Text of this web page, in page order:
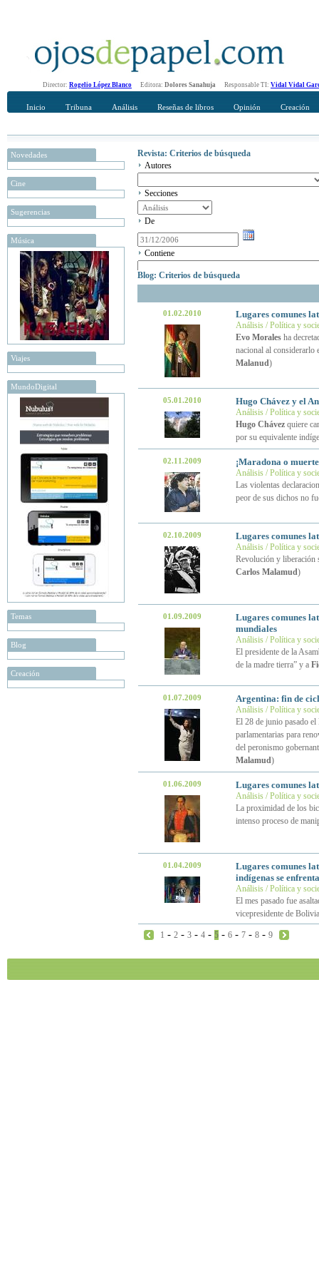
Director: Rogelio López Blanco Editora: Dolores Sanahuja Responsable TI: Vidal Vidal
Inicio Tribuna Análisis Reseñas de libros Opinión Creación
Novedades
Cine
Sugerencias
Música
Viajes
MundoDigital
Temas
Blog
Creación
Revista: Criterios de búsqueda
Autores
Secciones
De
Contiene
Blog: Criterios de búsqueda
01.02.2010 Lugares comunes
Análisis / Política y
Evo Moralesha
nacional al
Malanud)
05.01.2010 Hugo Chávez y el
Análisis / Política y
Hugo Chávezquiere
por su equivalente
02.11.2009 ¡Maradona o
Análisis / Política y
Las violentas
peor de sus dichos no
02.10.2009 Lugares comunes
Análisis / Política y
Revolución y liberación
Carlos Malamud)
01.09.2009
Lugares comunes
mundiales
Análisis / Política y
El presidente de la
de la madre tierra” y a
01.07.2009 Argentina: fin de
Análisis / Política y
El 28 de junio pasado el
parlamentarias para
del peronismo
Malamud)
01.06.2009 Lugares comunes
Análisis / Política y
La proximidad de los
intenso proceso de
01.04.2009
Lugares comunes
indígenas se
Análisis / Política y
El mes pasado fue
vicepresidente de
1 - 2 - 3 - 4 - 5 - 6 - 7 - 8 - 9